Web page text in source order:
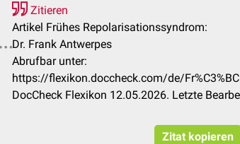
Zitieren
Artikel Frühes Repolarisationssyndrom:
Dr. Frank Antwerpes
Abrufbar unter:
https://flexikon.doccheck.com/de/
DocCheck Flexikon 12.05.2026. Letzte
Zitat kopieren